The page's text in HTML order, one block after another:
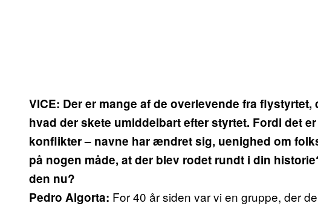
VICE: Der er mange af de overlevende fra
hvad der skete umiddelbart efter styrtet. Fordi det
konflikter – navne har ændret sig, uenighed om
på nogen måde, at der blev rodet rundt i din
den nu?
Pedro Algorta: For 40 år siden var vi en gruppe, der